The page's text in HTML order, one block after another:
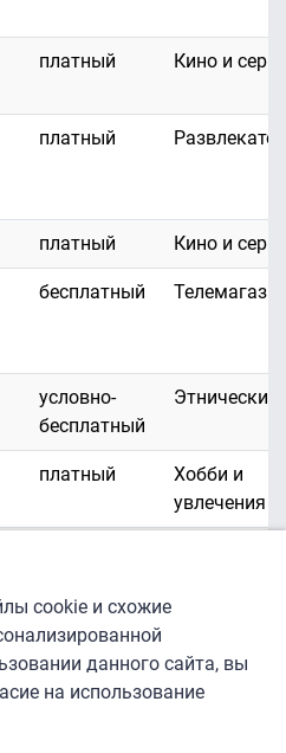
платный Кино и
платный
платный Кино и
бесплатный
условно-
бесплатный
Этнические
платный
Хобби и
увлечения
платный
платный
cookie и схожие
данного сайта, вы
на использование